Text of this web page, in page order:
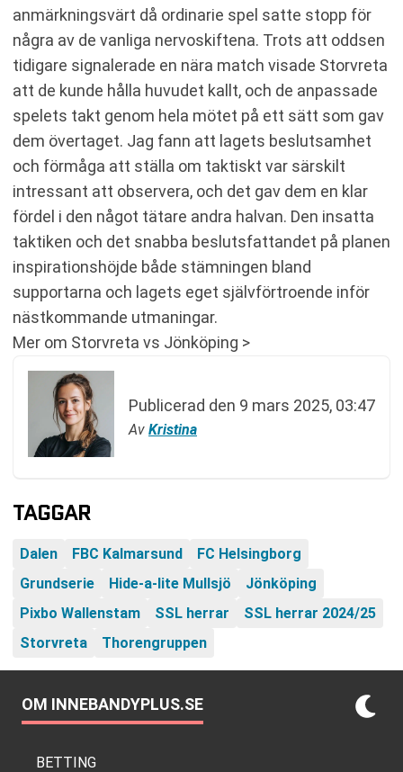
anmärkningsvärt då ordinarie spel satte stopp för
några av de vanliga nervoskiftena. Trots att oddsen
tidigare signalerade en nära match visade Storvreta
att de kunde hålla huvudet kallt, och de anpassade
spelets takt genom hela mötet på ett sätt som gav
dem övertaget. Jag fann att lagets beslutsamhet
och förmåga att ställa om taktiskt var särskilt
intressant att observera, och det gav dem en klar
fördel i den något tätare andra halvan. Den insatta
taktiken och det snabba beslutsfattandet på planen
inspirationshöjde både stämningen bland
supportarna och lagets eget självförtroende inför
nästkommande utmaningar.
Mer om Storvreta vs Jönköping >
Publicerad den 9 mars 2025, 03:47
Av Kristina
TAGGAR
Dalen FBC Kalmarsund
FC Helsingborg
Grundserie
Hide-a-lite Mullsjö
Jönköping
Pixbo Wallenstam
SSL herrar
SSL herrar 2024/25
Storvreta
Thorengruppen
OM INNEBANDYPLUS.SE
BETTING